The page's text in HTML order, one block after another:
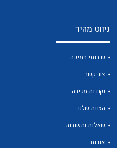
ניווט מהיר
שירותי תמיכה
צור קשר
נקודות מכירה
הצוות שלנו
שאלות ותשובות
אודות